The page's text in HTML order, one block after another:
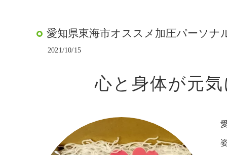
愛知県東海市オススメ加圧パーソ
2021/10/15
心と身体が元